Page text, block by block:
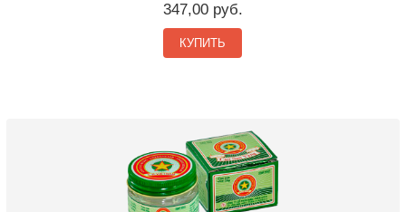
347,00 руб.
КУПИТЬ